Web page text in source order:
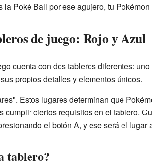
la Poké Ball por ese agujero, tu
de juego: Rojo y Azul
cuenta con dos tableros diferentes:
propios detalles y elementos únicos.
Estos lugares determinan qué
cumplir ciertos requisitos en el tablero.
el botón A, y ese será el lugar
tablero?